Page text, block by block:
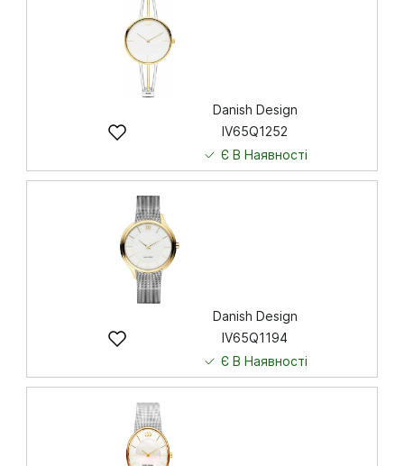
Danish Design
IV65Q1252
Є В Наявності
Danish Design
IV65Q1194
Є В Наявності